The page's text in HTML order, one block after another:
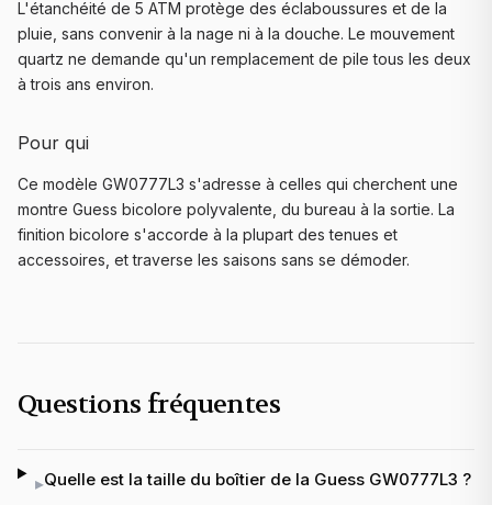
L'étanchéité de 5 ATM protège des éclaboussures et de la
pluie, sans convenir à la nage ni à la douche. Le mouvement
quartz ne demande qu'un remplacement de pile tous les deux
à trois ans environ.
Pour qui
Ce modèle GW0777L3 s'adresse à celles qui cherchent une
montre Guess bicolore polyvalente, du bureau à la sortie. La
finition bicolore s'accorde à la plupart des tenues et
accessoires, et traverse les saisons sans se démoder.
Questions fréquentes
▸Quelle est la taille du boîtier de la Guess GW0777L3 ?